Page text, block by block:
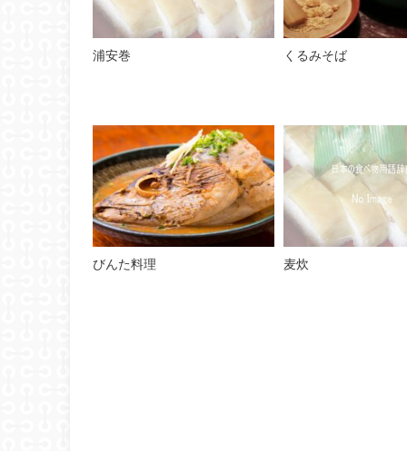
浦安巻 くるみそば
びんた料理 麦炊